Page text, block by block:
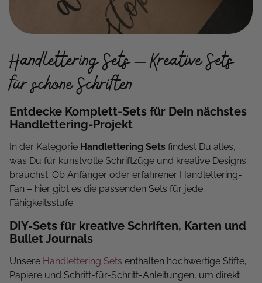
Handlettering Sets – Kreative Sets
für schöne Schriften
Entdecke Komplett-Sets für Dein nächstes
Handlettering-Projekt
In der Kategorie Handlettering Sets findest Du alles,
was Du für kunstvolle Schriftzüge und kreative Designs
brauchst. Ob Anfänger oder erfahrener Handlettering-
Fan – hier gibt es die passenden Sets für jede
Fähigkeitsstufe.
DIY-Sets für kreative Schriften, Karten und
Bullet Journals
Unsere Handlettering Sets enthalten hochwertige Stifte,
Papiere und Schritt-für-Schritt-Anleitungen, um direkt